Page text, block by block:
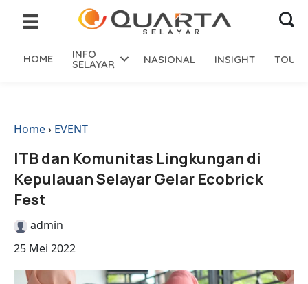
HOME INFO
SELAYAR NASIONAL INSIGHT
Home› EVENT
ITB dan Komunitas Lingkungan di
Kepulauan Selayar Gelar Ecobrick
Fest
admin
25 Mei 2022